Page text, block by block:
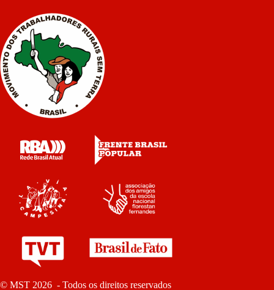
© MST 2026 - Todos os direitos reservados